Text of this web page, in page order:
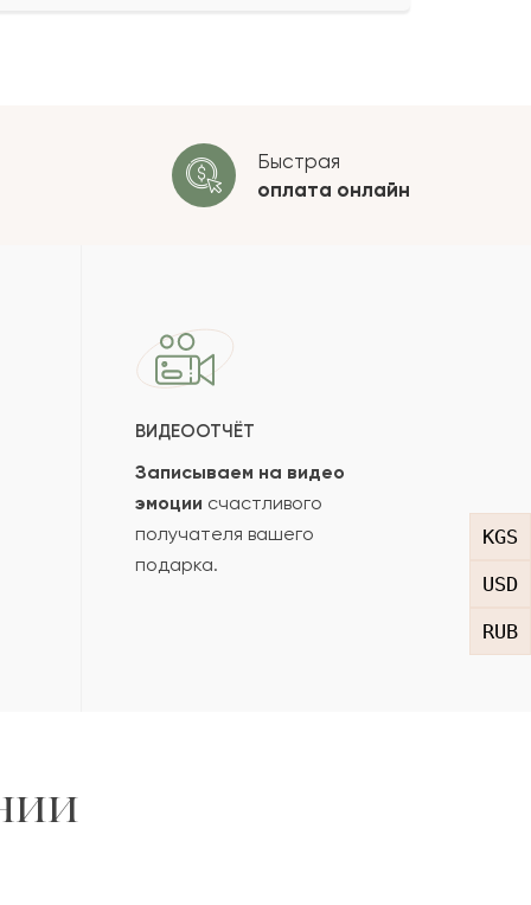
KGS
USD
RUB
ОСТАВИТЬ ОТЗЫВ
Быстрая
оплата онлайн
ВИДЕООТЧЁТ
Записываем на видео
эмоции счастливого
получателя вашего
подарка.